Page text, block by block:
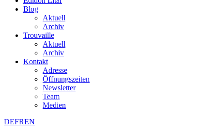
Blog
Aktuell
Archiv
Trouvaille
Aktuell
Archiv
Kontakt
Adresse
Öffnungszeiten
Newsletter
Team
Medien
DEFREN